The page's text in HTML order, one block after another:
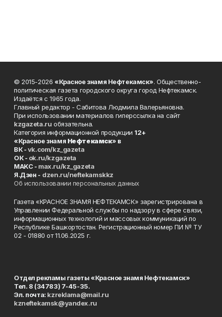
© 2015-2026 «Красное знамя Нефтекамск». Общественно-
политическая газета городского округа город Нефтекамск.
Издаётся с 1965 года.
Главный редактор - Сабитова Людмила Валерьяновна.
При использовании материалов гиперссылка на сайт
kzgazeta.ru обязательна.
Категория информационной продукции 12+
«Красное знамя Нефтекамск» в
ВК -vk.com/kz_gazeta
ОК - ok.ru/kzgazeta
MAKC - max.ru/kz_gazeta
Я.Дзен - dzen.ru/neftekamskkz
Об использовании персональных данных
Газета «КРАСНОЕ ЗНАМЯ НЕФТЕКАМСК» зарегистрирована в
Управлении Федеральной службы по надзору в сфере связи,
информационных технологий и массовых коммуникаций по
Республике Башкортостан. Регистрационный номер ПИ № ТУ
02 - 01880 от 11.06.2025 г.
Отдел рекламы газеты «Красное знамя Нефтекамск»
Тел. 8 (34783) 7-45-35.
Эл. почта: kzreklama@mail.ru
kzneftekamsk@yandex.ru